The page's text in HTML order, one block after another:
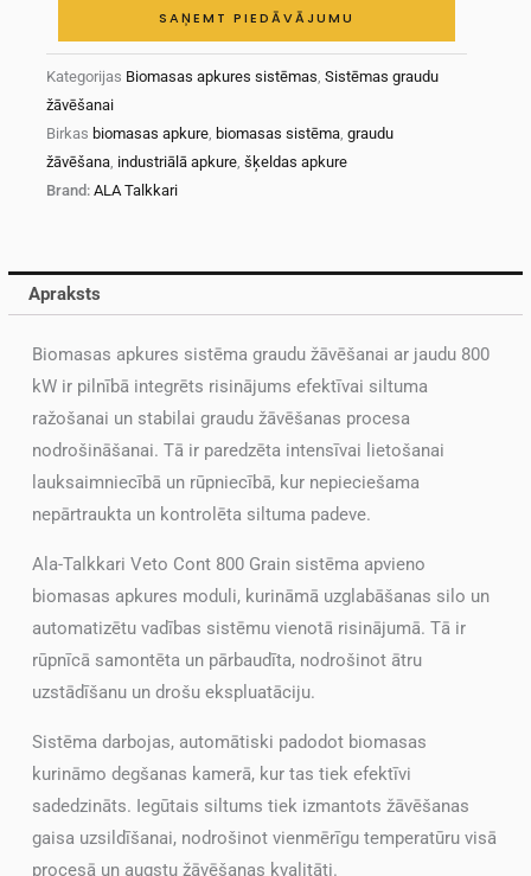
SAŅEMT PIEDĀVĀJUMU
Kategorijas Biomasas apkures sistēmas,Sistēmas graudu
žāvēšanai
Birkas biomasas apkure, biomasas sistēma,graudu
žāvēšana, industriālā apkure,šķeldas apkure
Brand:ALA Talkkari
Apraksts
Biomasas apkures sistēma graudu žāvēšanai ar jaudu 800
kW ir pilnībā integrēts risinājums efektīvai siltuma
ražošanai un stabilai graudu žāvēšanas procesa
nodrošināšanai. Tā ir paredzēta intensīvai lietošanai
lauksaimniecībā un rūpniecībā, kur nepieciešama
nepārtraukta un kontrolēta siltuma padeve.
Ala-Talkkari Veto Cont 800 Grain sistēma apvieno
biomasas apkures moduli, kurināmā uzglabāšanas silo un
automatizētu vadības sistēmu vienotā risinājumā. Tā ir
rūpnīcā samontēta un pārbaudīta, nodrošinot ātru
uzstādīšanu un drošu ekspluatāciju.
Sistēma darbojas, automātiski padodot biomasas
kurināmo degšanas kamerā, kur tas tiek efektīvi
sadedzināts. Iegūtais siltums tiek izmantots žāvēšanas
gaisa uzsildīšanai, nodrošinot vienmērīgu temperatūru visā
procesā un augstu žāvēšanas kvalitāti.